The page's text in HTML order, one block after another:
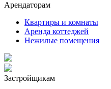
Арендаторам
Квартиры и комнаты
Аренда коттеджей
Нежилые помещения
Застройщикам